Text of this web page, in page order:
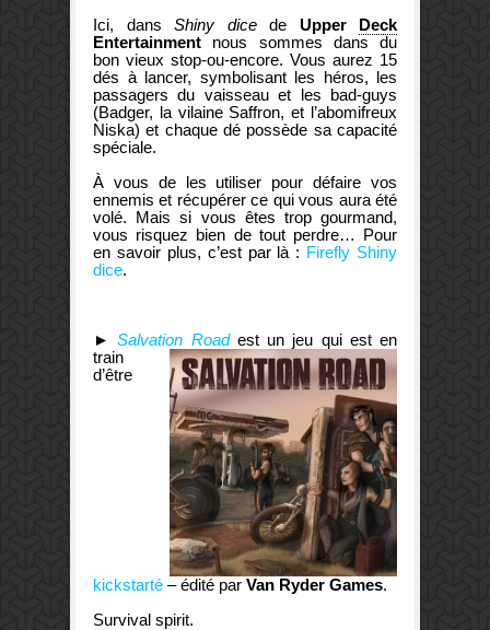
Ici, dans Shiny dicede Upper Deck
Entertainment nous sommes dans du
bon vieux stop-ou-encore. Vous aurez 15
dés à lancer, symbolisant les héros, les
passagers du vaisseau et les bad-guys
(Badger, la vilaine Saffron, et l’abomifreux
Niska) et chaque dé possède sa capacité
spéciale.
À vous de les utiliser pour défaire vos
ennemis et récupérer ce qui vous aura été
volé. Mais si vous êtes trop gourmand,
vous risquez bien de tout perdre… Pour
en savoir plus, c’est par là : Firefly Shiny
dice.
►Salvation Roadest un jeu qui est en
train
d’être
kickstarté – édité par Van Ryder Games.
Survival spirit.